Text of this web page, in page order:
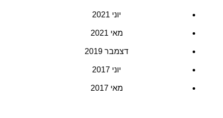
יוני 2021
מאי 2021
דצמבר 2019
יוני 2017
מאי 2017